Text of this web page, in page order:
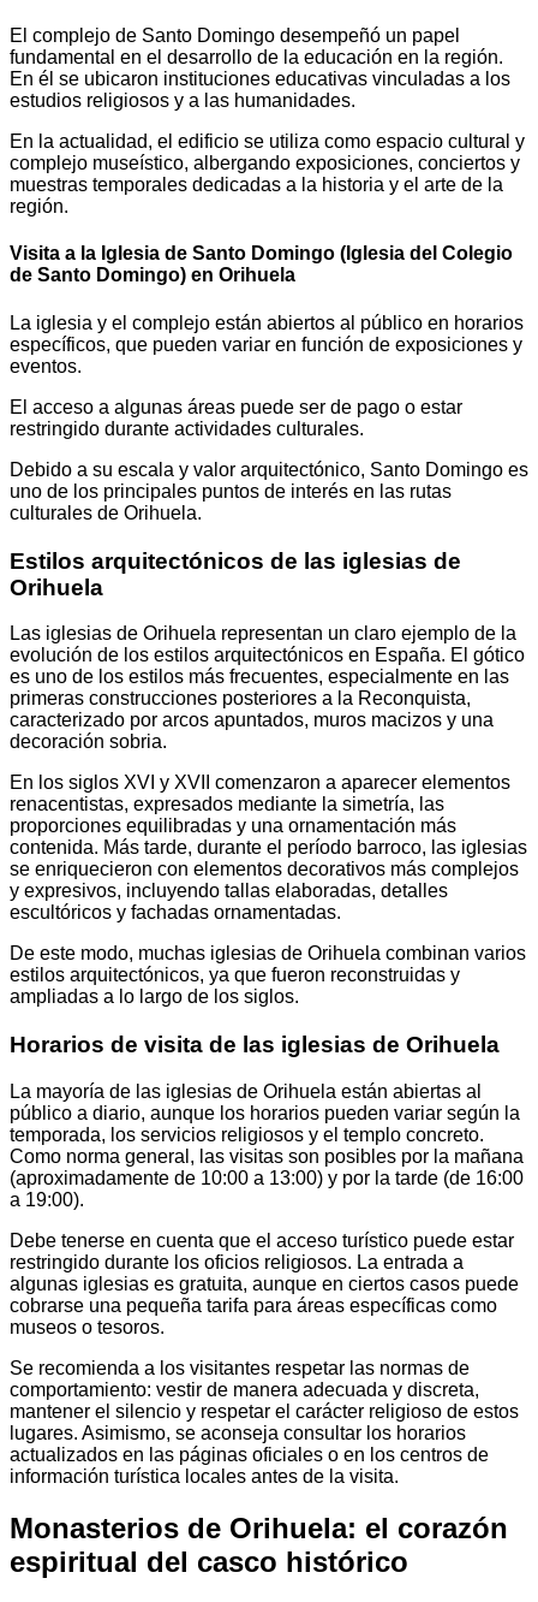
El complejo de Santo Domingo desempeñó un papel
fundamental en el desarrollo de la educación en la región.
En él se ubicaron instituciones educativas vinculadas a los
estudios religiosos y a las humanidades.
En la actualidad, el edificio se utiliza como espacio cultural y
complejo museístico, albergando exposiciones, conciertos y
muestras temporales dedicadas a la historia y el arte de la
región.
Visita a la Iglesia de Santo Domingo (Iglesia del Colegio
de Santo Domingo) en Orihuela
La iglesia y el complejo están abiertos al público en horarios
específicos, que pueden variar en función de exposiciones y
eventos.
El acceso a algunas áreas puede ser de pago o estar
restringido durante actividades culturales.
Debido a su escala y valor arquitectónico, Santo Domingo es
uno de los principales puntos de interés en las rutas
culturales de Orihuela.
Estilos arquitectónicos de las iglesias de
Orihuela
Las iglesias de Orihuela representan un claro ejemplo de la
evolución de los estilos arquitectónicos en España. El gótico
es uno de los estilos más frecuentes, especialmente en las
primeras construcciones posteriores a la Reconquista,
caracterizado por arcos apuntados, muros macizos y una
decoración sobria.
En los siglos XVI y XVII comenzaron a aparecer elementos
renacentistas, expresados mediante la simetría, las
proporciones equilibradas y una ornamentación más
contenida. Más tarde, durante el período barroco, las iglesias
se enriquecieron con elementos decorativos más complejos
y expresivos, incluyendo tallas elaboradas, detalles
escultóricos y fachadas ornamentadas.
De este modo, muchas iglesias de Orihuela combinan varios
estilos arquitectónicos, ya que fueron reconstruidas y
ampliadas a lo largo de los siglos.
Horarios de visita de las iglesias de Orihuela
La mayoría de las iglesias de Orihuela están abiertas al
público a diario, aunque los horarios pueden variar según la
temporada, los servicios religiosos y el templo concreto.
Como norma general, las visitas son posibles por la mañana
(aproximadamente de 10:00 a 13:00) y por la tarde (de 16:00
a 19:00).
Debe tenerse en cuenta que el acceso turístico puede estar
restringido durante los oficios religiosos. La entrada a
algunas iglesias es gratuita, aunque en ciertos casos puede
cobrarse una pequeña tarifa para áreas específicas como
museos o tesoros.
Se recomienda a los visitantes respetar las normas de
comportamiento: vestir de manera adecuada y discreta,
mantener el silencio y respetar el carácter religioso de estos
lugares. Asimismo, se aconseja consultar los horarios
actualizados en las páginas oficiales o en los centros de
información turística locales antes de la visita.
Monasterios de Orihuela: el corazón
espiritual del casco histórico